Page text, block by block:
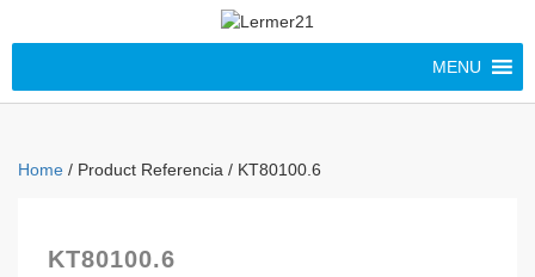
MENU
Home / Product Referencia / KT80100.6
KT80100.6